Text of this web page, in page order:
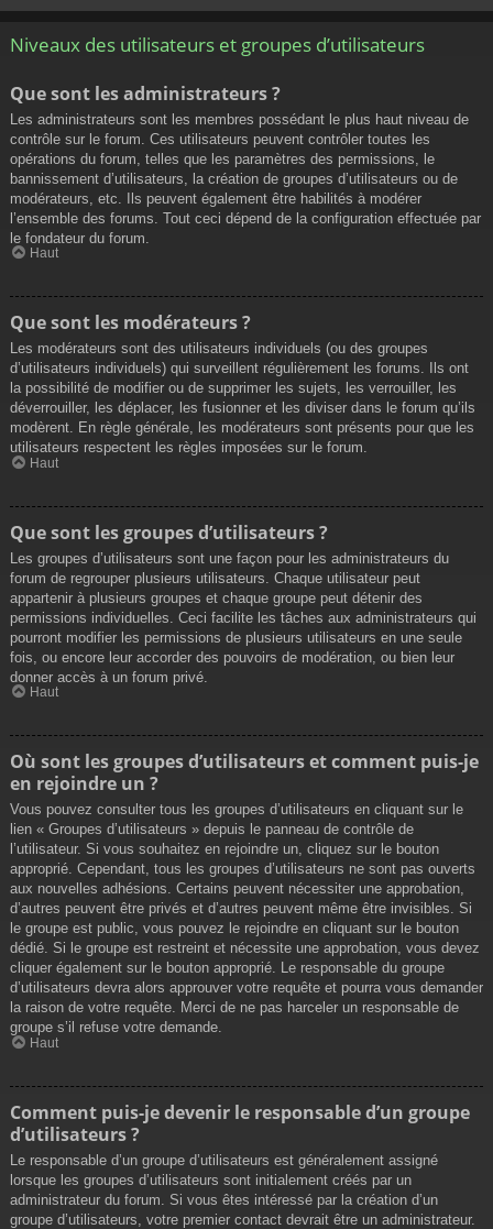
Niveaux des utilisateurs et groupes d’utilisateurs
Que sont les administrateurs ?
Les administrateurs sont les membres possédant le plus haut niveau de
contrôle sur le forum. Ces utilisateurs peuvent contrôler toutes les
opérations du forum, telles que les paramètres des permissions, le
bannissement d’utilisateurs, la création de groupes d’utilisateurs ou de
modérateurs, etc. Ils peuvent également être habilités à modérer
l’ensemble des forums. Tout ceci dépend de la configuration effectuée par
le fondateur du forum.
Haut
Que sont les modérateurs ?
Les modérateurs sont des utilisateurs individuels (ou des groupes
d’utilisateurs individuels) qui surveillent régulièrement les forums. Ils ont
la possibilité de modifier ou de supprimer les sujets, les verrouiller, les
déverrouiller, les déplacer, les fusionner et les diviser dans le forum qu’ils
modèrent. En règle générale, les modérateurs sont présents pour que les
utilisateurs respectent les règles imposées sur le forum.
Haut
Que sont les groupes d’utilisateurs ?
Les groupes d’utilisateurs sont une façon pour les administrateurs du
forum de regrouper plusieurs utilisateurs. Chaque utilisateur peut
appartenir à plusieurs groupes et chaque groupe peut détenir des
permissions individuelles. Ceci facilite les tâches aux administrateurs qui
pourront modifier les permissions de plusieurs utilisateurs en une seule
fois, ou encore leur accorder des pouvoirs de modération, ou bien leur
donner accès à un forum privé.
Haut
Où sont les groupes d’utilisateurs et comment puis-je
en rejoindre un ?
Vous pouvez consulter tous les groupes d’utilisateurs en cliquant sur le
lien « Groupes d’utilisateurs » depuis le panneau de contrôle de
l’utilisateur. Si vous souhaitez en rejoindre un, cliquez sur le bouton
approprié. Cependant, tous les groupes d’utilisateurs ne sont pas ouverts
aux nouvelles adhésions. Certains peuvent nécessiter une approbation,
d’autres peuvent être privés et d’autres peuvent même être invisibles. Si
le groupe est public, vous pouvez le rejoindre en cliquant sur le bouton
dédié. Si le groupe est restreint et nécessite une approbation, vous devez
cliquer également sur le bouton approprié. Le responsable du groupe
d’utilisateurs devra alors approuver votre requête et pourra vous demander
la raison de votre requête. Merci de ne pas harceler un responsable de
groupe s’il refuse votre demande.
Haut
Comment puis-je devenir le responsable d’un groupe
d’utilisateurs ?
Le responsable d’un groupe d’utilisateurs est généralement assigné
lorsque les groupes d’utilisateurs sont initialement créés par un
administrateur du forum. Si vous êtes intéressé par la création d’un
groupe d’utilisateurs, votre premier contact devrait être un administrateur.